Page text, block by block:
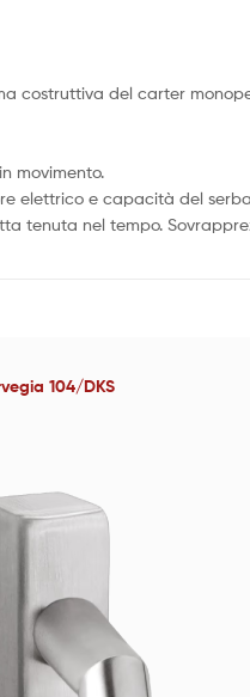
costruttiva del carter
movimento.
elettrico e capacità del
tenuta nel tempo.
104/DKS